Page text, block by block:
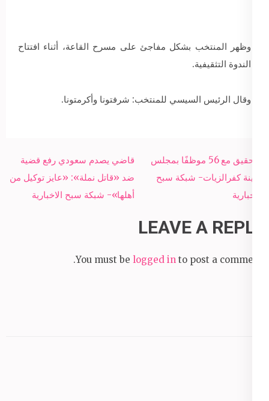
وظهر المنتخب بشكل مفاجئ على مسرح القاعة، أثناء افتتاح
الندوة التثقيفية.
وقال الرئيس السيسي للمنتخب: شرفتونا وأكرمتونا.
Post
navigation
قاضي يصدم سعودي رفع قضية
ضد «قاتل نملة»: «عايز توكيل من
أهلها»- شبكة سبح الاخبارية
التحقيق مع 56 موظفًا بمجلس
مدينة كفرالزيات- شبكة سبح
الاخبارية
LEAVE A REPLY
You must be logged in to post a comment.